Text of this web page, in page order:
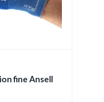
fine Ansell